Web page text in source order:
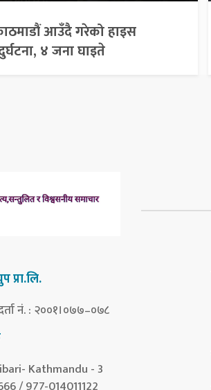
आउँदै गरेको हाइस
४ जना घाइते
प्रा.लि.
नं. : २००१।०७७–०७८
Kathmandu - 3